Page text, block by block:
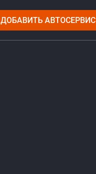
ДОБАВИТЬ АВТОСЕРВИС